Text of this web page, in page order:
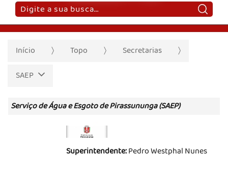
Pesquisar:
Início Topo
Secretarias
SAEP
Serviço de Água e Esgoto de Pirassununga (SAEP)
Superintendente:Pedro Westphal Nunes